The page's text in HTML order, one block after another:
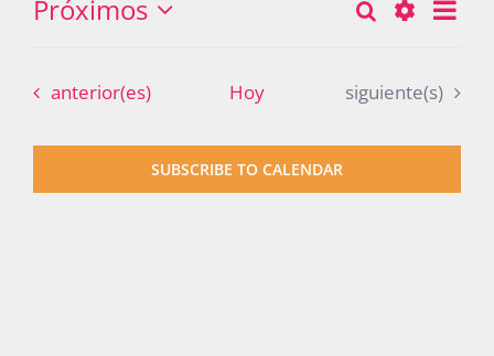
Recursos
Búsqueda
navegació
de
vistas
Buscar Lista
Próximos
Eventos
anterior(es) Hoy Eventos
siguiente(s)
SUBSCRIBE TO CALENDAR